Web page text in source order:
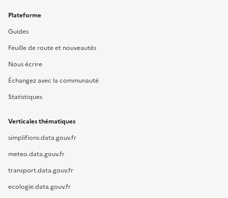
Plateforme
Guides
Feuille de route et nouveautés
Nous écrire
Échangez avec la communauté
Statistiques
Verticales thématiques
simplifions.data.gouv.fr
meteo.data.gouv.fr
transport.data.gouv.fr
ecologie.data.gouv.fr